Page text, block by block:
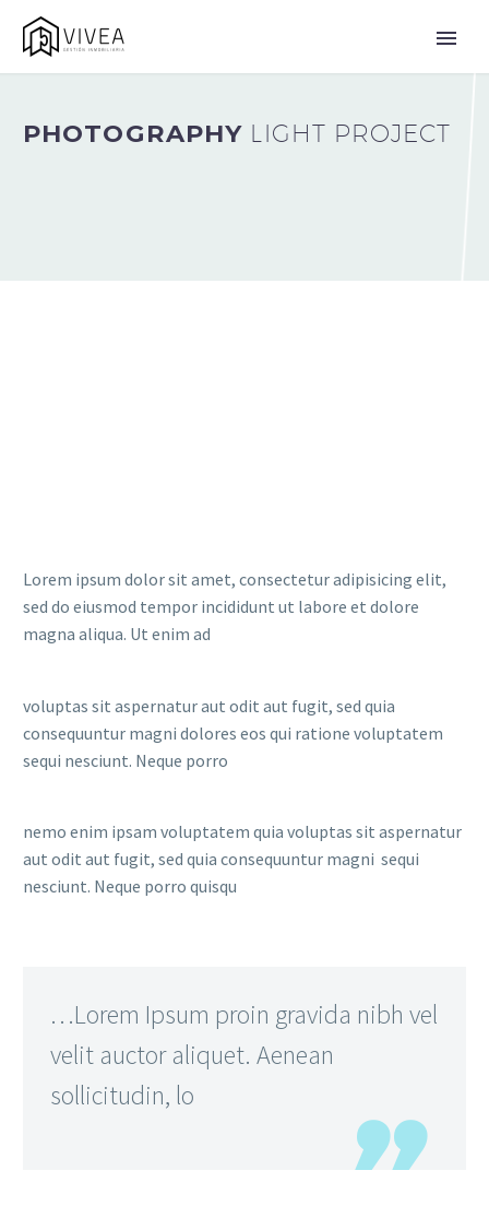
PHOTOGRAPHY LIGHT PROJECT
Lorem ipsum dolor sit amet, consectetur adipisicing elit,
sed do eiusmod tempor incididunt ut labore et dolore
magna aliqua. Ut enim ad
voluptas sit aspernatur aut odit aut fugit, sed quia
consequuntur magni dolores eos qui ratione voluptatem
sequi nesciunt. Neque porro
nemo enim ipsam voluptatem quia voluptas sit aspernatur
aut odit aut fugit, sed quia consequuntur magni sequi
nesciunt. Neque porro quisqu
…Lorem Ipsum proin gravida nibh vel
velit auctor aliquet. Aenean
sollicitudin, lo